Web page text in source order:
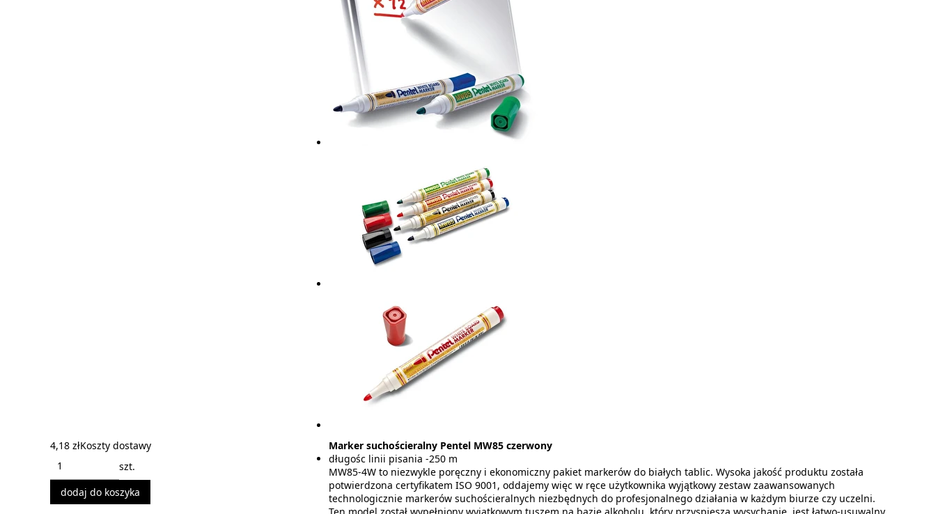
4,18 złKoszty dostawy
szt.
dodaj do koszyka
Marker suchościeralny Pentel MW85 czerwony
długośc linii pisania -250 m
MW85-4W to niezwykle poręczny i ekonomiczny pakiet markerów do białych tablic. Wysoka jakość produktu została
potwierdzona certyfikatem ISO 9001, oddajemy więc w ręce użytkownika wyjątkowy zestaw zaawansowanych
technologicznie markerów suchościeralnych niezbędnych do profesjonalnego działania w każdym biurze czy uczelni.